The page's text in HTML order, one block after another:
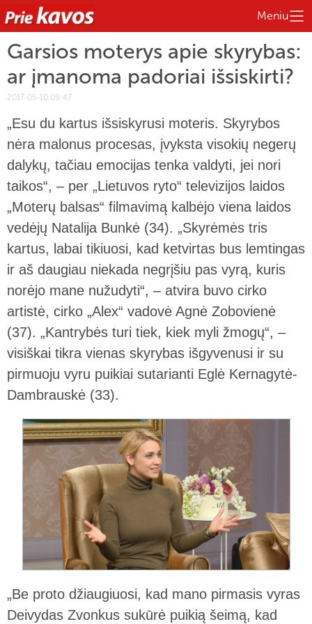
Meniu
Garsios moterys apie skyrybas:
ar įmanoma padoriai išsiskirti?
2017-05-10 09:47
„Esu du kartus išsiskyrusi moteris. Skyrybos
nėra malonus procesas, įvyksta visokių negerų
dalykų, tačiau emocijas tenka valdyti, jei nori
taikos“, – per „Lietuvos ryto“ televizijos laidos
„Moterų balsas“ filmavimą kalbėjo viena laidos
vedėjų Natalija Bunkė (34). „Skyrėmės tris
kartus, labai tikiuosi, kad ketvirtas bus lemtingas
ir aš daugiau niekada negrįšiu pas vyrą, kuris
norėjo mane nužudyti“, – atvira buvo cirko
artistė, cirko „Alex“ vadovė Agnė Zobovienė
(37). „Kantrybės turi tiek, kiek myli žmogų“, –
visiškai tikra vienas skyrybas išgyvenusi ir su
pirmuoju vyru puikiai sutarianti Eglė Kernagytė-
Dambrauskė (33).
„Be proto džiaugiuosi, kad mano pirmasis vyras
Deivydas Zvonkus sukūrė puikią šeimą, kad